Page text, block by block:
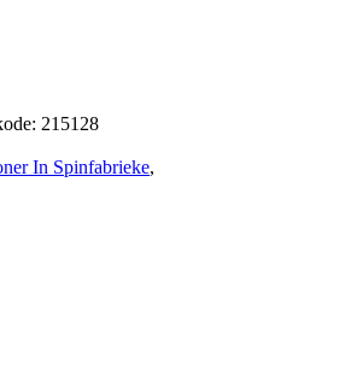
215128
In Spinfabrieke,